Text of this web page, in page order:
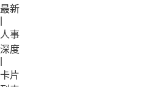
最新
人事
深度
卡片